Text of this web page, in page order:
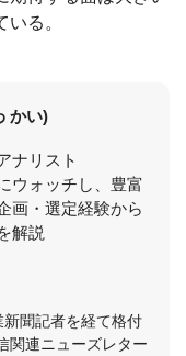
る。
かい)
ナリスト
ウォッチし、豊富
画・選定経験から
解説
聞記者を経て格付
関連ニューズレター